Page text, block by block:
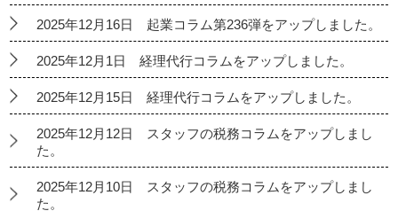
2025年12月16日 起業コラム第236弾をアップしました。
2025年12月1日 経理代行コラムをアップしました。
2025年12月15日 経理代行コラムをアップしました。
2025年12月12日 スタッフの税務コラムをアップしまし
た。
2025年12月10日 スタッフの税務コラムをアップしまし
た。